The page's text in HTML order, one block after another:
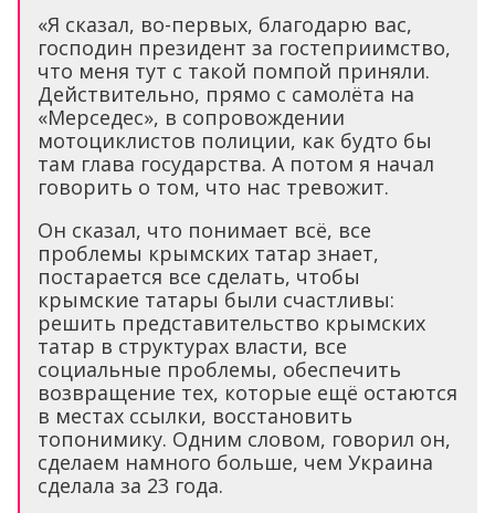
«Я сказал, во-первых, благодарю вас,
господин президент за гостеприимство,
что меня тут с такой помпой приняли.
Действительно, прямо с самолёта на
«Мерседес», в сопровождении
мотоциклистов полиции, как будто бы
там глава государства. А потом я начал
говорить о том, что нас тревожит.
Он сказал, что понимает всё, все
проблемы крымских татар знает,
постарается все сделать, чтобы
крымские татары были счастливы:
решить представительство крымских
татар в структурах власти, все
социальные проблемы, обеспечить
возвращение тех, которые ещё остаются
в местах ссылки, восстановить
топонимику. Одним словом, говорил он,
сделаем намного больше, чем Украина
сделала за 23 года.